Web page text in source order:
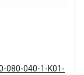
080-040-1-K01-